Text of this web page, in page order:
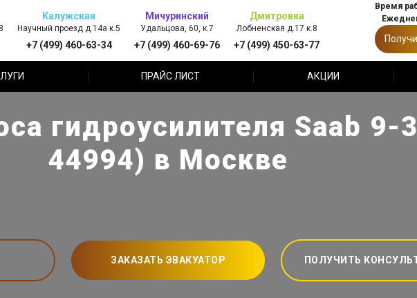
Калужская
Научный проезд д.14а к.5
+7 (499) 460-63-34
Мичуринский
Удальцова, 60, к.7
+7 (499) 460-69-76
Дмитровка
Лобненская д.17 к.8
+7 (499) 450-63-77
Время
ПРАЙС ЛИСТ АКЦИИ
гидроусилителя Saab 9-
44994) в Москве
ЗАКАЗАТЬ ЭВАКУАТОР ПОЛУЧИТЬ